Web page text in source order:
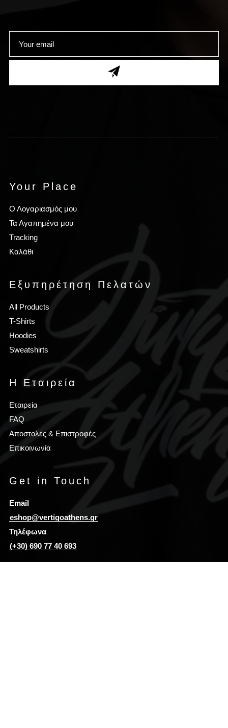
Your Place
Ο Λογαριασμός μου
Τα Αγαπημένα μου
Tracking
Καλάθι
Εξυπηρέτηση Πελατών
All Products
T-Shirts
Hoodies
Sweatshirts
Η Εταιρεία
Εταιρεία
FAQ
Αποστολές & Επιστροφές
Επικοινωνία
Get in Touch
Email
eshop@vertigoathens.gr
Τηλέφωνα
(+30) 690 77 40 693